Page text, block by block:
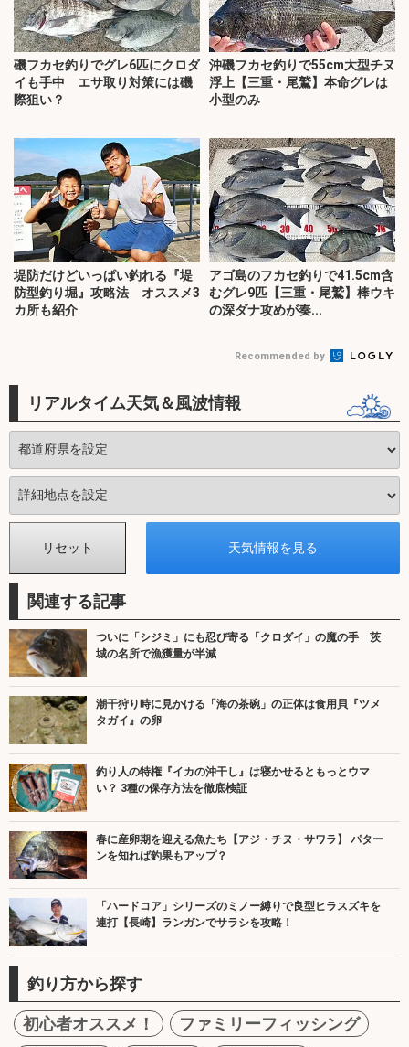
磯フカセ釣りでグレ6匹にクロダ
イも手中 エサ取り対策には磯
際狙い？
沖磯フカセ釣りで55cm大型チヌ
浮上【三重・尾鷲】本命グレは
小型のみ
堤防だけどいっぱい釣れる『堤
防型釣り堀』攻略法 オススメ3
カ所も紹介
アゴ島のフカセ釣りで41.5cm含
むグレ9匹【三重・尾鷲】棒ウキ
の深ダナ攻めが奏...
Recommended by
リアルタイム天気＆風波情報
関連する記事
ついに「シジミ」にも忍び寄る「クロダイ」の魔の手 茨
城の名所で漁獲量が半減
潮干狩り時に見かける「海の茶碗」の正体は食用貝『ツメ
タガイ』の卵
釣り人の特権『イカの沖干し』は寝かせるともっとウマ
い？ 3種の保存方法を徹底検証
春に産卵期を迎える魚たち【アジ・チヌ・サワラ】 パター
ンを知れば釣果もアップ？
「ハードコア」シリーズのミノー縛りで良型ヒラスズキを
連打【長崎】ランガンでサラシを攻略！
釣り方から探す
初心者オススメ！
ファミリーフィッシング